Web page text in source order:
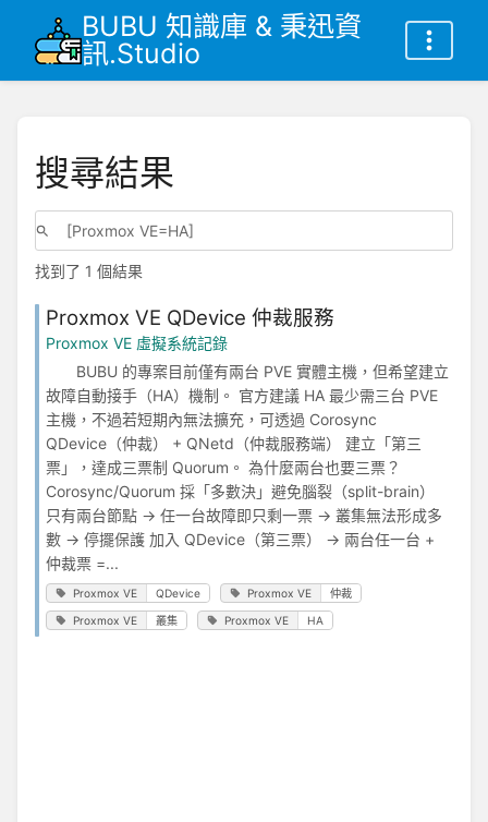
BUBU 知識庫 & 秉迅資
訊.Studio
搜尋結果
找到了 1 個結果
Proxmox VE QDevice 仲裁服務
Proxmox VE 虛擬系統記錄
BUBU 的專案目前僅有兩台 PVE 實體主機，但希望建立
故障自動接手（HA）機制。 官方建議 HA 最少需三台 PVE
主機，不過若短期內無法擴充，可透過 Corosync
QDevice（仲裁） + QNetd（仲裁服務端） 建立「第三
票」，達成三票制 Quorum。 為什麼兩台也要三票？
Corosync/Quorum 採「多數決」避免腦裂（split-brain）
只有兩台節點 → 任一台故障即只剩一票 → 叢集無法形成多
數 → 停擺保護 加入 QDevice（第三票） → 兩台任一台 +
仲裁票 =...
Proxmox VE QDevice Proxmox VE 仲裁
Proxmox VE 叢集 Proxmox VE HA